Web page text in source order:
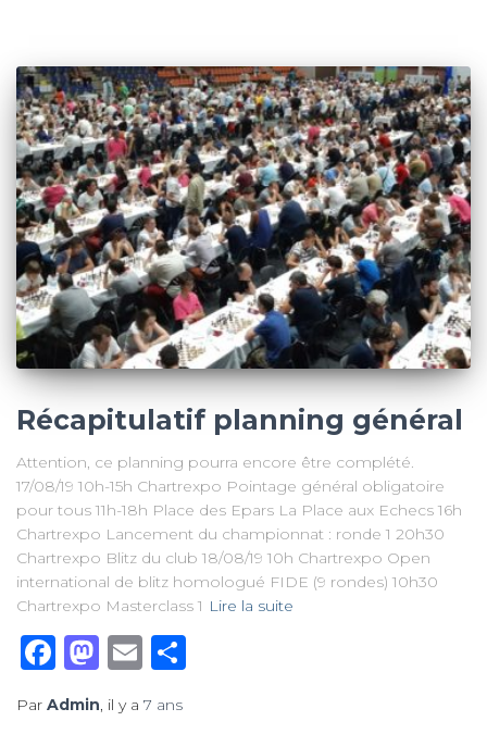
Récapitulatif planning général
Attention, ce planning pourra encore être complété.
17/08/19 10h-15h Chartrexpo Pointage général obligatoire
pour tous 11h-18h Place des Epars La Place aux Echecs 16h
Chartrexpo Lancement du championnat : ronde 1 20h30
Chartrexpo Blitz du club 18/08/19 10h Chartrexpo Open
international de blitz homologué FIDE (9 rondes) 10h30
Chartrexpo Masterclass 1 Lire la suite
Facebook
Mastodon
Email
Par Admin, il y a 7 ans